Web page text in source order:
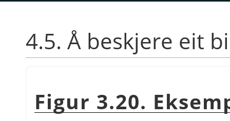
4.5. Å beskjere eit
Figur 3.20.